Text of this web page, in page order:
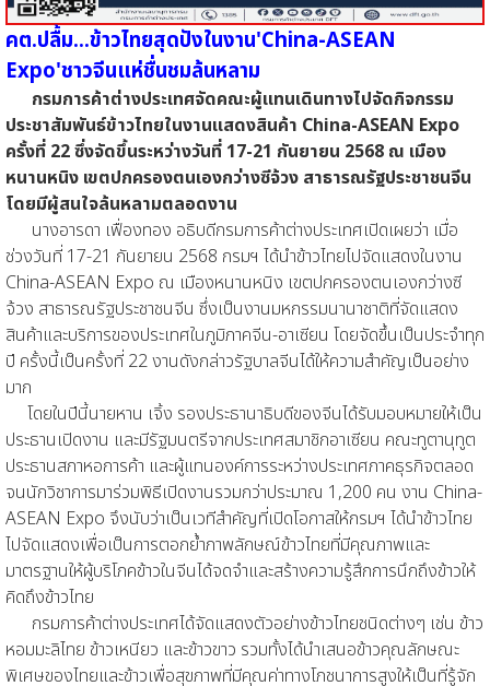
คต.ปลื้ม…ข้าวไทยสุดปังในงาน'China-ASEAN
Expo'ชาวจีนแห่ชื่นชมล้นหลาม
กรมการค้าต่างประเทศจัดคณะผู้แทนเดินทางไปจัดกิจกรรม
ประชาสัมพันธ์ข้าวไทยในงานแสดงสินค้า China-ASEAN Expo
ครั้งที่ 22 ซึ่งจัดขึ้นระหว่างวันที่ 17-21 กันยายน 2568 ณ เมือง
หนานหนิง เขตปกครองตนเองกว่างซีจ้วง สาธารณรัฐประชาชนจีน
โดยมีผู้สนใจล้นหลามตลอดงาน
นางอารดา เฟื่องทอง อธิบดีกรมการค้าต่างประเทศเปิดเผยว่า เมื่อ
ช่วงวันที่ 17-21 กันยายน 2568 กรมฯ ได้นำข้าวไทยไปจัดแสดงในงาน
China-ASEAN Expo ณ เมืองหนานหนิง เขตปกครองตนเองกว่างซี
จ้วง สาธารณรัฐประชาชนจีน ซึ่งเป็นงานมหกรรมนานาชาติที่จัดแสดง
สินค้าและบริการของประเทศในภูมิภาคจีน-อาเซียน โดยจัดขึ้นเป็นประจำทุก
ปี ครั้งนี้เป็นครั้งที่ 22 งานดังกล่าวรัฐบาลจีนได้ให้ความสำคัญเป็นอย่าง
มาก
โดยในปีนี้นายหาน เจิ้ง รองประธานาธิบดีของจีนได้รับมอบหมายให้เป็น
ประธานเปิดงาน และมีรัฐมนตรีจากประเทศสมาชิกอาเซียน คณะทูตานุทูต
ประธานสภาหอการค้า และผู้แทนองค์การระหว่างประเทศภาคธุรกิจตลอด
จนนักวิชาการมาร่วมพิธีเปิดงานรวมกว่าประมาณ 1,200 คน งาน China-
ASEAN Expo จึงนับว่าเป็นเวทีสำคัญที่เปิดโอกาสให้กรมฯ ได้นำข้าวไทย
ไปจัดแสดงเพื่อเป็นการตอกย้ำภาพลักษณ์ข้าวไทยที่มีคุณภาพและ
มาตรฐานให้ผู้บริโภคข้าวในจีนได้จดจำและสร้างความรู้สึกการนึกถึงข้าวให้
คิดถึงข้าวไทย
กรมการค้าต่างประเทศได้จัดแสดงตัวอย่างข้าวไทยชนิดต่างๆ เช่น ข้าว
หอมมะลิไทย ข้าวเหนียว และข้าวขาว รวมทั้งได้นำเสนอข้าวคุณลักษณะ
พิเศษของไทยและข้าวเพื่อสุขภาพที่มีคุณค่าทางโภชนาการสูงให้เป็นที่รู้จัก